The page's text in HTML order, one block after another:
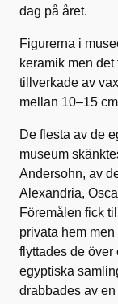
dag på året.
Figurerna i
keramik men
tillverkade av
mellan 10–15
De flesta av de
museum
Andersohn, av
Alexandria,
Föremålen fick
privata hem
flyttades de över
egyptiska
drabbades av